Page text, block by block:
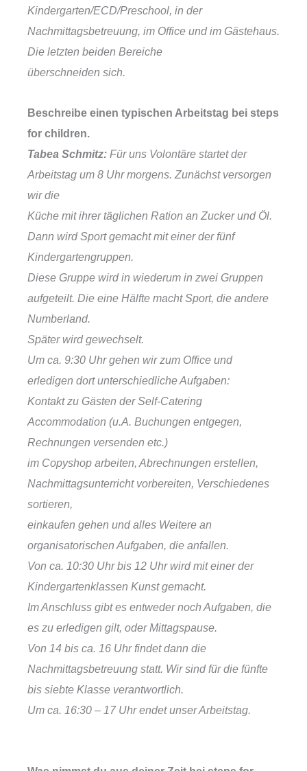
Kindergarten/ECD/Preschool, in der
Nachmittagsbetreuung, im Office und im Gästehaus.
Die letzten beiden Bereiche
überschneiden sich.
Beschreibe einen typischen Arbeitstag bei steps
for children.
Tabea Schmitz: Für uns Volontäre startet der
Arbeitstag um 8 Uhr morgens. Zunächst versorgen
wir die
Küche mit ihrer täglichen Ration an Zucker und Öl.
Dann wird Sport gemacht mit einer der fünf
Kindergartengruppen.
Diese Gruppe wird in wiederum in zwei Gruppen
aufgeteilt. Die eine Hälfte macht Sport, die andere
Numberland.
Später wird gewechselt.
Um ca. 9:30 Uhr gehen wir zum Office und
erledigen dort unterschiedliche Aufgaben:
Kontakt zu Gästen der Self-Catering
Accommodation (u.A. Buchungen entgegen,
Rechnungen versenden etc.)
im Copyshop arbeiten, Abrechnungen erstellen,
Nachmittagsunterricht vorbereiten, Verschiedenes
sortieren,
einkaufen gehen und alles Weitere an
organisatorischen Aufgaben, die anfallen.
Von ca. 10:30 Uhr bis 12 Uhr wird mit einer der
Kindergartenklassen Kunst gemacht.
Im Anschluss gibt es entweder noch Aufgaben, die
es zu erledigen gilt, oder Mittagspause.
Von 14 bis ca. 16 Uhr findet dann die
Nachmittagsbetreuung statt. Wir sind für die fünfte
bis siebte Klasse verantwortlich.
Um ca. 16:30 – 17 Uhr endet unser Arbeitstag.